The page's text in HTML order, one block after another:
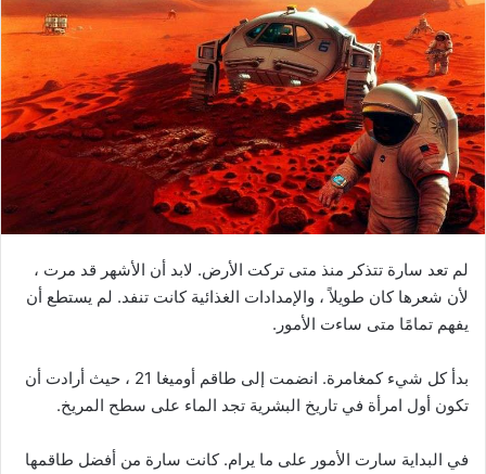
لم تعد سارة تتذكر منذ متى تركت الأرض. لابد أن الأشهر قد مرت ،
لأن شعرها كان طويلاً ، والإمدادات الغذائية كانت تنفد. لم يستطع أن
يفهم تمامًا متى ساءت الأمور.
بدأ كل شيء كمغامرة. انضمت إلى طاقم أوميغا 21 ، حيث أرادت أن
تكون أول امرأة في تاريخ البشرية تجد الماء على سطح المريخ.
في البداية سارت الأمور على ما يرام. كانت سارة من أفضل طاقمها